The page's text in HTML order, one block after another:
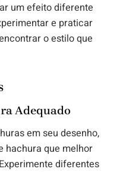
um efeito diferente
e praticar
o estilo que
Adequado
em seu desenho,
hachura que melhor
diferentes